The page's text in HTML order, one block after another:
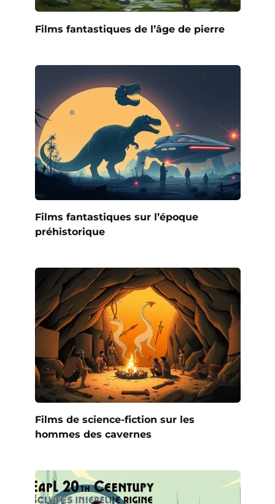
Films fantastiques de l’âge de pierre
Films fantastiques sur l’époque
préhistorique
Films de science-fiction sur les
hommes des cavernes